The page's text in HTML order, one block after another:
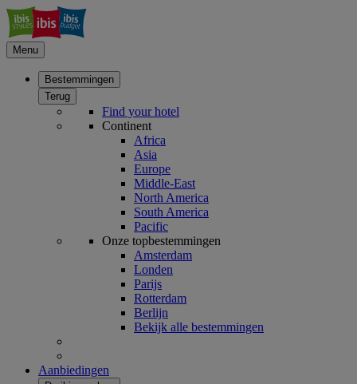
Menu
Bestemmingen
Terug
Find your hotel
Continent
Africa
Asia
Europe
Middle-East
North America
South America
Pacific
Onze topbestemmingen
Amsterdam
Londen
Parijs
Rotterdam
Berlijn
Bekijk alle bestemmingen
Aanbiedingen